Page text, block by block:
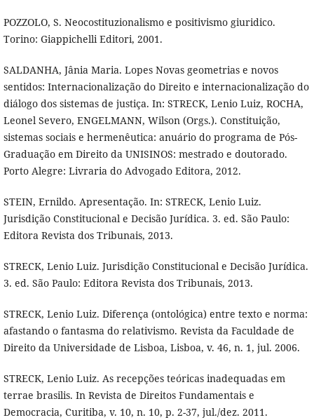
POZZOLO, S. Neocostituzionalismo e positivismo giuridico.
Torino: Giappichelli Editori, 2001.
SALDANHA, Jânia Maria. Lopes Novas geometrias e novos
sentidos: Internacionalização do Direito e internacionalização do
diálogo dos sistemas de justiça. In: STRECK, Lenio Luiz, ROCHA,
Leonel Severo, ENGELMANN, Wilson (Orgs.). Constituição,
sistemas sociais e hermenêutica: anuário do programa de Pós-
Graduação em Direito da UNISINOS: mestrado e doutorado.
Porto Alegre: Livraria do Advogado Editora, 2012.
STEIN, Ernildo. Apresentação. In: STRECK, Lenio Luiz.
Jurisdição Constitucional e Decisão Jurídica. 3. ed. São Paulo:
Editora Revista dos Tribunais, 2013.
STRECK, Lenio Luiz. Jurisdição Constitucional e Decisão Jurídica.
3. ed. São Paulo: Editora Revista dos Tribunais, 2013.
STRECK, Lenio Luiz. Diferença (ontológica) entre texto e norma:
afastando o fantasma do relativismo. Revista da Faculdade de
Direito da Universidade de Lisboa, Lisboa, v. 46, n. 1, jul. 2006.
STRECK, Lenio Luiz. As recepções teóricas inadequadas em
terrae brasilis. In Revista de Direitos Fundamentais e
Democracia, Curitiba, v. 10, n. 10, p. 2-37, jul./dez. 2011.